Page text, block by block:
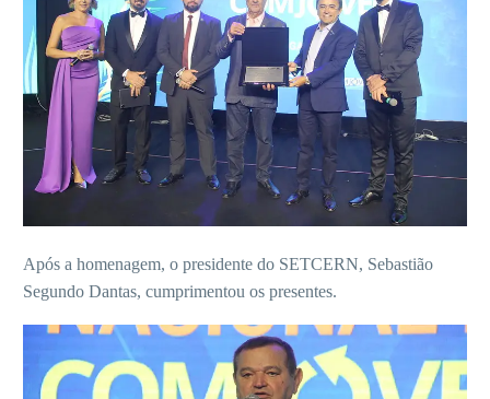
Após a homenagem, o presidente do SETCERN, Sebastião
Segundo Dantas, cumprimentou os presentes.